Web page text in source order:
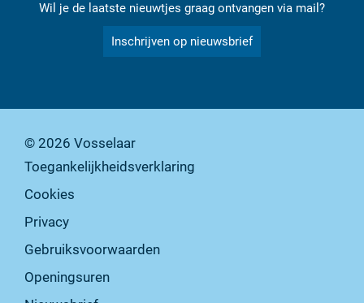
Wil je de laatste nieuwtjes graag ontvangen via mail?
Inschrijven op nieuwsbrief
© 2026 Vosselaar
Toegankelijkheidsverklaring
Cookies
Privacy
Gebruiksvoorwaarden
Openingsuren